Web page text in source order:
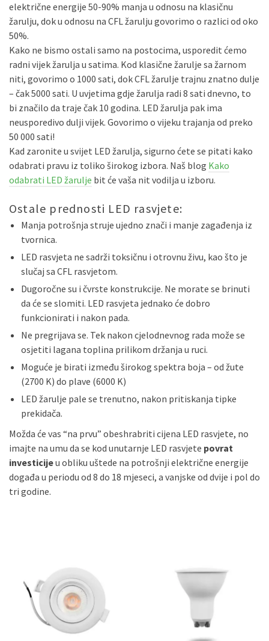
električne energije 50-90% manja u odnosu na klasičnu
žarulju, dok u odnosu na CFL žarulju govorimo o razlici od oko
50%.
Kako ne bismo ostali samo na postocima, usporedit ćemo
radni vijek žarulja u satima. Kod klasične žarulje sa žarnom
niti, govorimo o 1000 sati, dok CFL žarulje trajnu znatno dulje
– čak 5000 sati. U uvjetima gdje žarulja radi 8 sati dnevno, to
bi značilo da traje čak 10 godina. LED žarulja pak ima
neusporedivo dulji vijek. Govorimo o vijeku trajanja od preko
50 000 sati!
Kad zaronite u svijet LED žarulja, sigurno ćete se pitati kako
odabrati pravu iz toliko širokog izbora. Naš blog Kako
odabrati LED žarulje bit će vaša nit vodilja u izboru.
Ostale prednosti LED rasvjete:
Manja potrošnja struje ujedno znači i manje zagađenja iz
tvornica.
LED rasvjeta ne sadrži toksičnu i otrovnu živu, kao što je
slučaj sa CFL rasvjetom.
Dugoročne su i čvrste konstrukcije. Ne morate se brinuti
da će se slomiti. LED rasvjeta jednako će dobro
funkcionirati i nakon pada.
Ne pregrijava se. Tek nakon cjelodnevnog rada može se
osjetiti lagana toplina prilikom držanja u ruci.
Moguće je birati između širokog spektra boja – od žute
(2700 K) do plave (6000 K)
LED žarulje pale se trenutno, nakon pritiskanja tipke
prekidača.
Možda će vas “na prvu” obeshrabriti cijena LED rasvjete, no
imajte na umu da se kod unutarnje LED rasvjete povrat
investicijeu obliku uštede na potrošnji električne energije
događa u periodu od 8 do 18 mjeseci, a vanjske od dvije i pol do
tri godine.